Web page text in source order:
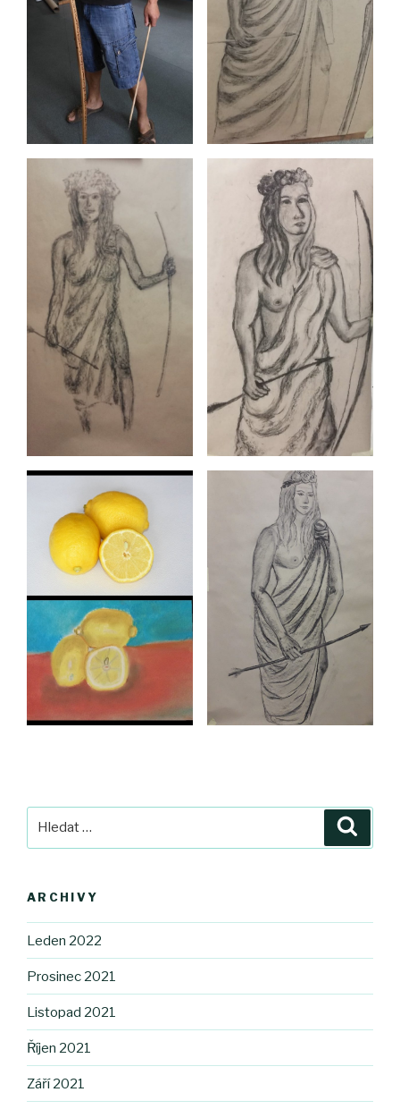
ARCHIVY
Leden 2022
Prosinec 2021
Listopad 2021
Říjen 2021
Září 2021